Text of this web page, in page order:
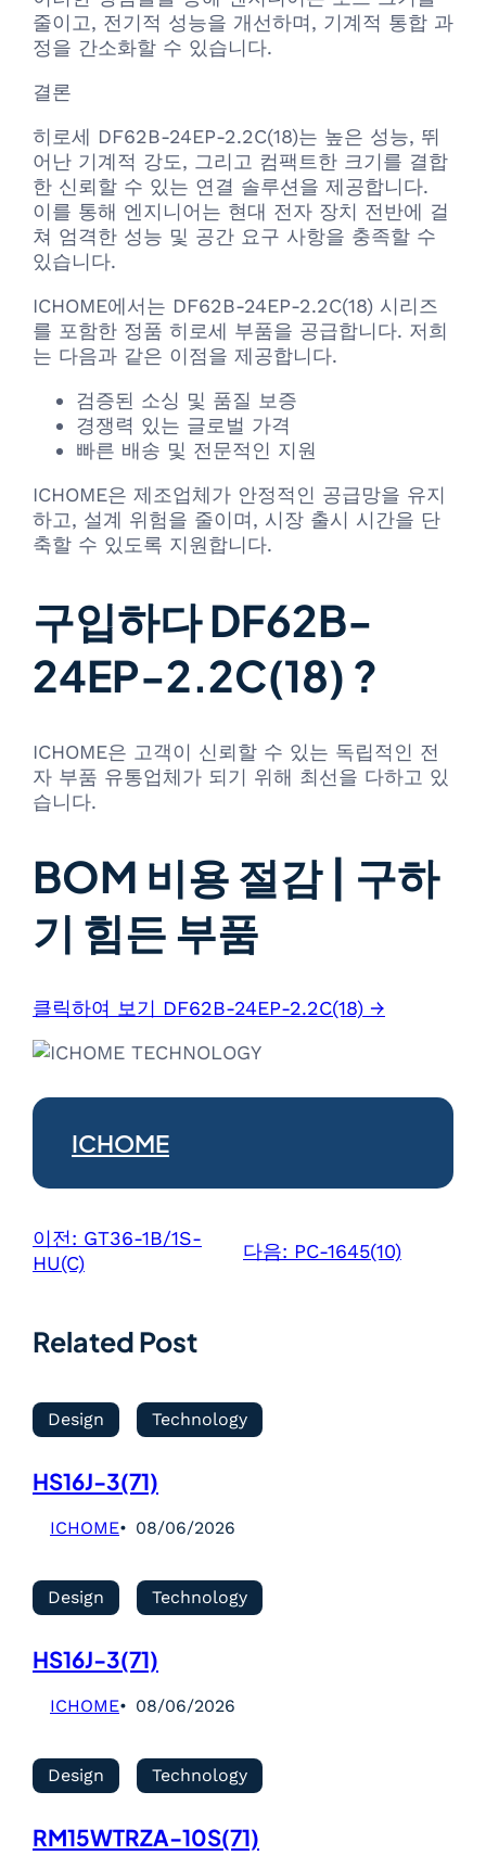
줄이고, 전기적 성능을 개선하며, 기계적 통합 과
정을 간소화할 수 있습니다.
결론
히로세 DF62B-24EP-2.2C(18)는 높은 성능, 뛰
어난 기계적 강도, 그리고 컴팩트한 크기를 결합
한 신뢰할 수 있는 연결 솔루션을 제공합니다.
이를 통해 엔지니어는 현대 전자 장치 전반에 걸
쳐 엄격한 성능 및 공간 요구 사항을 충족할 수
있습니다.
ICHOME에서는 DF62B-24EP-2.2C(18) 시리즈
를 포함한 정품 히로세 부품을 공급합니다. 저희
는 다음과 같은 이점을 제공합니다.
검증된 소싱 및 품질 보증
경쟁력 있는 글로벌 가격
빠른 배송 및 전문적인 지원
ICHOME은 제조업체가 안정적인 공급망을 유지
하고, 설계 위험을 줄이며, 시장 출시 시간을 단
축할 수 있도록 지원합니다.
구입하다 DF62B-
24EP-2.2C(18) ?
ICHOME은 고객이 신뢰할 수 있는 독립적인 전
자 부품 유통업체가 되기 위해 최선을 다하고 있
습니다.
BOM 비용 절감 | 구하
기 힘든 부품
클릭하여 보기 DF62B-24EP-2.2C(18) →
ICHOME
이전: GT36-1B/1S-
HU(C)
다음: PC-1645(10)
Related Post
Design Technology
HS16J-3(71)
ICHOME 08/06/2026
Design Technology
HS16J-3(71)
ICHOME 08/06/2026
Design Technology
RM15WTRZA-10S(71)